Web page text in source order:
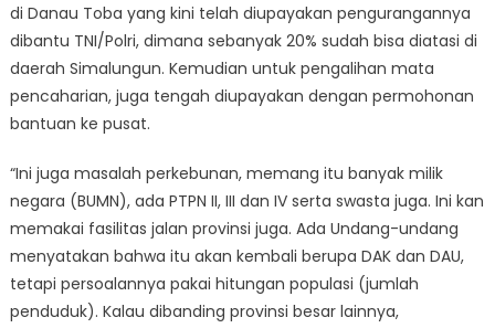
di Danau Toba yang kini telah diupayakan pengurangannya
dibantu TNI/Polri, dimana sebanyak 20% sudah bisa diatasi di
daerah Simalungun. Kemudian untuk pengalihan mata
pencaharian, juga tengah diupayakan dengan permohonan
bantuan ke pusat.
“Ini juga masalah perkebunan, memang itu banyak milik
negara (BUMN), ada PTPN II, III dan IV serta swasta juga. Ini kan
memakai fasilitas jalan provinsi juga. Ada Undang-undang
menyatakan bahwa itu akan kembali berupa DAK dan DAU,
tetapi persoalannya pakai hitungan populasi (jumlah
penduduk). Kalau dibanding provinsi besar lainnya,